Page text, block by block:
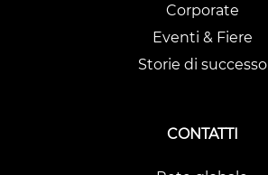
Corporate
Eventi & Fiere
Storie di successo
CONTATTI